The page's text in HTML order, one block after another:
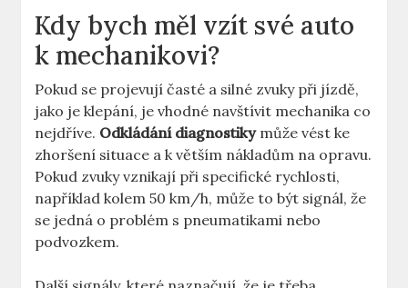
Kdy bych měl vzít své auto
k mechanikovi?
Pokud se projevují časté a silné zvuky při jízdě,
jako je klepání, je vhodné navštívit mechanika co
nejdříve. Odkládání diagnostikymůže vést ke
zhoršení situace a k větším nákladům na opravu.
Pokud zvuky vznikají při specifické rychlosti,
například kolem 50 km/h, může to být signál, že
se jedná o problém s pneumatikami nebo
podvozkem.